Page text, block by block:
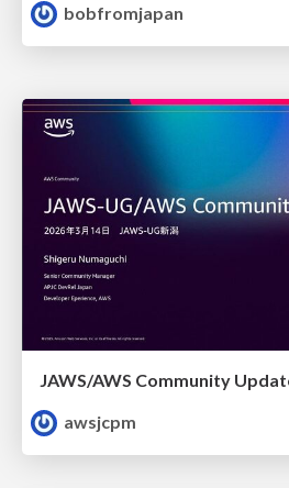
bobfromjapan
awsjcpm